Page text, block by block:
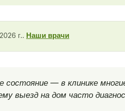
г.. Наши врачи
состояние — в клинике
выезд на дом часто